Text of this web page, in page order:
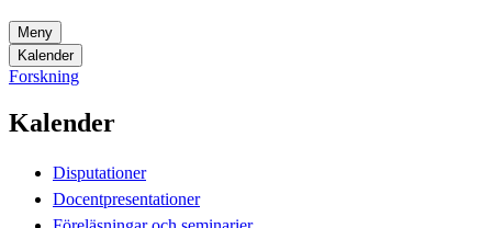
Meny
Kalender
Forskning
Kalender
Disputationer
Docentpresentationer